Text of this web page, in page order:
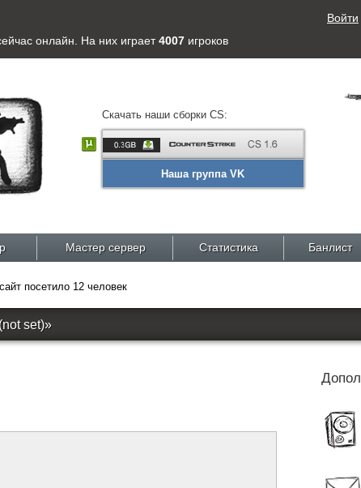
Войти
онлайн. На них играет4007 игроков
Скачать наши сборки CS:
Наша группа VK
Мастер сервер Статистика Банлист
посетило 12 человек
set)»